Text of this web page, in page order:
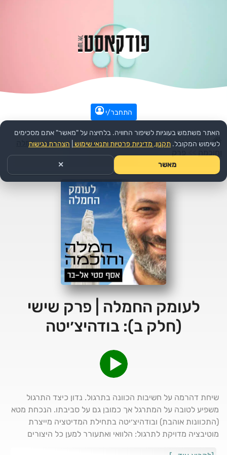
התחבר/י
עמוד הבית >> דת ורוחני >> בודהיזם >>הפודקאסט: חמלה
לעומק החמלה | פרק שישי
(חלק ב): בודהיצ׳יטה
שיחת דהרמה על חשיבות הכוונה בתרגול. נדון כיצד התרגול
משפיע לטובה על המתרגל אך כמובן גם על סביבתו. הנכחת מטא
(התכוונות אוהבת) ובודהיצ׳יטה בתחילת המדיטציה מייצרת
מוטיבציה מדויקת לתרגול: הלוואי ואתעורר למען כל היצורים
האתר משתמש בעוגיות לשיפור החוויה. בלחיצה על "מאשר" אתם מסכימים
לשימוש המקובל. תקנון, מדיניות פרטיות ותנאי שימוש הצהרת נגישות
מאשר ✕